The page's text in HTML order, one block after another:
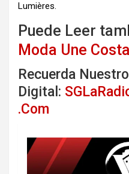
Lumières.
Puede Leer
Moda Une
Recuerda
Digital:
.Com